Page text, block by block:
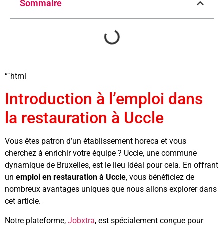
Sommaire
“`html
Introduction à l’emploi dans
la restauration à Uccle
Vous êtes patron d’un établissement horeca et vous
cherchez à enrichir votre équipe ? Uccle, une commune
dynamique de Bruxelles, est le lieu idéal pour cela. En offrant
un emploi en restauration à Uccle, vous bénéficiez de
nombreux avantages uniques que nous allons explorer dans
cet article.
Notre plateforme, Jobxtra, est spécialement conçue pour